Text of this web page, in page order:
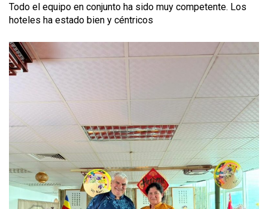
Todo el equipo en conjunto ha sido muy competente. Los
hoteles ha estado bien y céntricos